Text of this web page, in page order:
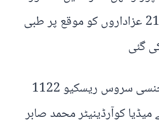
فیروزہ میں 21 عزاداروں کو موقع پر طبی
گئی
پنجاب ایمرجنسی سروس ریسکیو 1122
کوآرڈینیٹر محمد صابر